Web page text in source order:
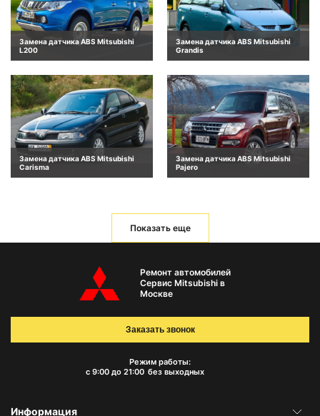
Замена датчика ABS Mitsubishi
L200
Замена датчика ABS Mitsubishi
Grandis
Замена датчика ABS Mitsubishi
Carisma
Замена датчика ABS Mitsubishi
Pajero
Показать еще
Ремонт автомобилей
Сервис Mitsubishi в
Москве
Режим работы:
с 9:00 до 21:00 без выходных
Заказать звонок
Информация